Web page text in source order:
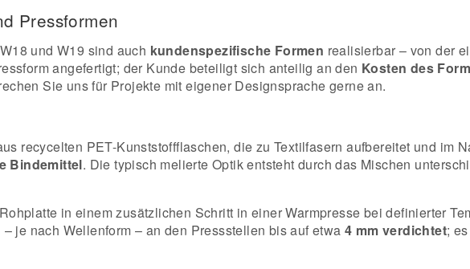
Pressformen
und W19 sind auch kundenspezifische Formen realisierbar – von der
angefertigt; der Kunde beteiligt sich anteilig an den Kosten des
Sie uns für Projekte mit eigener Designsprache gerne an.
recycelten PET-Kunststoffflaschen, die zu Textilfasern aufbereitet und im
Bindemittel. Die typisch melierte Optik entsteht durch das Mischen
in einem zusätzlichen Schritt in einer Warmpresse bei definierter
je nach Wellenform – an den Pressstellen bis auf etwa4 mm verdichtet;